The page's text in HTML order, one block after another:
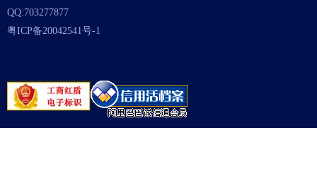
QQ:703277877
粤ICP备20042541号-1